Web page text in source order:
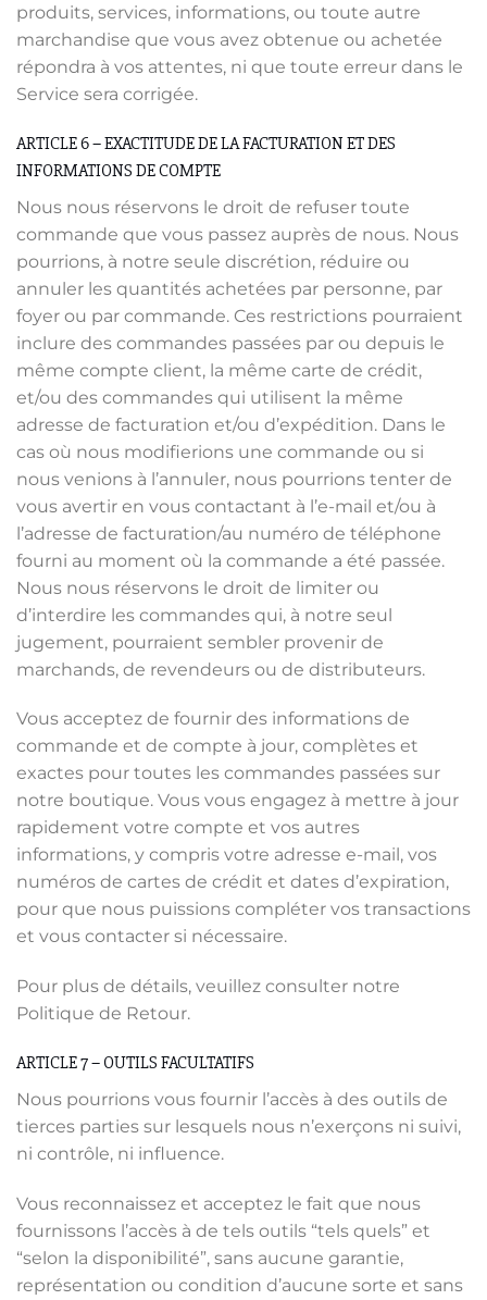
produits, services, informations, ou toute autre
marchandise que vous avez obtenue ou achetée
répondra à vos attentes, ni que toute erreur dans le
Service sera corrigée.
ARTICLE 6 – EXACTITUDE DE LA FACTURATION ET DES
INFORMATIONS DE COMPTE
Nous nous réservons le droit de refuser toute
commande que vous passez auprès de nous. Nous
pourrions, à notre seule discrétion, réduire ou
annuler les quantités achetées par personne, par
foyer ou par commande. Ces restrictions pourraient
inclure des commandes passées par ou depuis le
même compte client, la même carte de crédit,
et/ou des commandes qui utilisent la même
adresse de facturation et/ou d’expédition. Dans le
cas où nous modifierions une commande ou si
nous venions à l’annuler, nous pourrions tenter de
vous avertir en vous contactant à l’e-mail et/ou à
l’adresse de facturation/au numéro de téléphone
fourni au moment où la commande a été passée.
Nous nous réservons le droit de limiter ou
d’interdire les commandes qui, à notre seul
jugement, pourraient sembler provenir de
marchands, de revendeurs ou de distributeurs.
Vous acceptez de fournir des informations de
commande et de compte à jour, complètes et
exactes pour toutes les commandes passées sur
notre boutique. Vous vous engagez à mettre à jour
rapidement votre compte et vos autres
informations, y compris votre adresse e-mail, vos
numéros de cartes de crédit et dates d’expiration,
pour que nous puissions compléter vos transactions
et vous contacter si nécessaire.
Pour plus de détails, veuillez consulter notre
Politique de Retour.
ARTICLE 7 – OUTILS FACULTATIFS
Nous pourrions vous fournir l’accès à des outils de
tierces parties sur lesquels nous n’exerçons ni suivi,
ni contrôle, ni influence.
Vous reconnaissez et acceptez le fait que nous
fournissons l’accès à de tels outils “tels quels” et
“selon la disponibilité”, sans aucune garantie,
représentation ou condition d’aucune sorte et sans